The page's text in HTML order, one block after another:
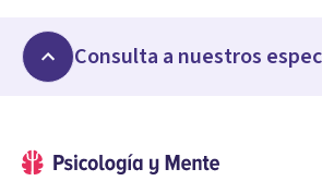
Consulta a nuestros